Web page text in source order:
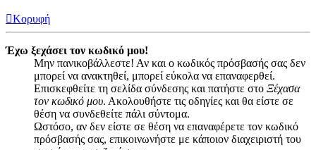
Κορυφή
Έχω ξεχάσει τον κωδικό μου!
Μην πανικοβάλλεστε! Αν και ο κωδικός πρόσβασής σας δεν
μπορεί να ανακτηθεί, μπορεί εύκολα να επαναφερθεί.
Επισκεφθείτε τη σελίδα σύνδεσης και πατήστε στο Ξέχασα
τον κωδικό μου. Ακολουθήστε τις οδηγίες και θα είστε σε
θέση να συνδεθείτε πάλι σύντομα.
Ωστόσο, αν δεν είστε σε θέση να επαναφέρετε τον κωδικό
πρόσβασής σας, επικοινωνήστε με κάποιον διαχειριστή του